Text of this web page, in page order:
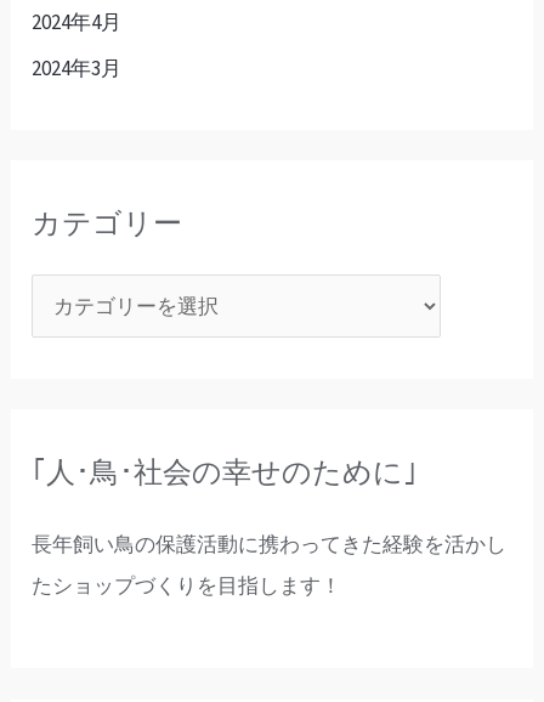
2024年4月
2024年3月
カテゴリー
｢人･鳥･社会の幸せのために｣
長年飼い鳥の保護活動に携わってきた経験を活かし
たショップづくりを目指します！